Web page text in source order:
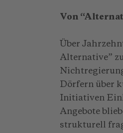
Von
Über
Alternative”
Dörfern über
Initiativen
Angebote
strukturell